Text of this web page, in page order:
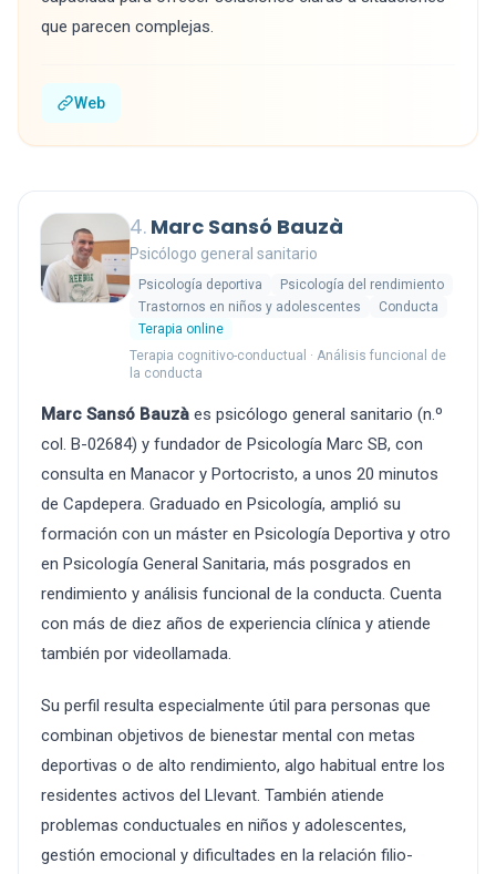
que parecen complejas.
Web
4. Marc Sansó Bauzà
Psicólogo general sanitario
Psicología deportiva
Psicología del rendimiento
Trastornos en niños y adolescentes
Conducta
Terapia online
Terapia cognitivo-conductual · Análisis funcional de
la conducta
Marc Sansó Bauzà es psicólogo general sanitario (n.º
col. B-02684) y fundador de Psicología Marc SB, con
consulta en Manacor y Portocristo, a unos 20 minutos
de Capdepera. Graduado en Psicología, amplió su
formación con un máster en Psicología Deportiva y otro
en Psicología General Sanitaria, más posgrados en
rendimiento y análisis funcional de la conducta. Cuenta
con más de diez años de experiencia clínica y atiende
también por videollamada.
Su perfil resulta especialmente útil para personas que
combinan objetivos de bienestar mental con metas
deportivas o de alto rendimiento, algo habitual entre los
residentes activos del Llevant. También atiende
problemas conductuales en niños y adolescentes,
gestión emocional y dificultades en la relación filio-